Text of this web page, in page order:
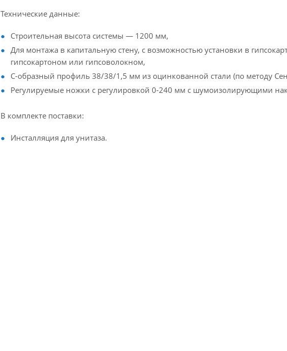
Технические данные:
Строительная высота системы — 1200 мм,
Для монтажа в капитальную стену, с возможностью установки в
гипсокартоном или гипсоволокном,
C-образный профиль 38/38/1,5 мм из оцинкованной стали (по методу
Регулируемые ножки с регулировкой 0-240 мм с шумоизолирующими
В комплекте поставки:
Инсталляция для унитаза.